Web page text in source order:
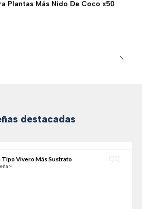
Plantas Más Nido De Coco x50
destacadas
Tipo Vivero Más Sustrato